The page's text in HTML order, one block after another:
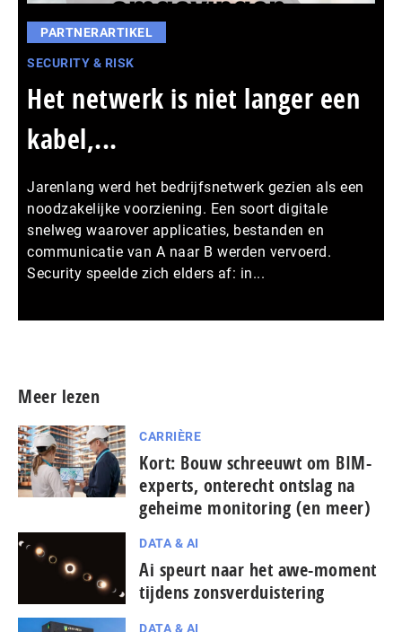
PARTNERARTIKEL
SECURITY & RISK
Het netwerk is niet langer een
kabel,...
Jarenlang werd het bedrijfsnetwerk gezien als een
noodzakelijke voorziening. Een soort digitale
snelweg waarover applicaties, bestanden en
communicatie van A naar B werden vervoerd.
Security speelde zich elders af: in...
Meer lezen
CARRIÈRE
Kort: Bouw schreeuwt om BIM-
experts, onterecht ontslag na
geheime monitoring (en meer)
DATA & AI
Ai speurt naar het awe-moment
tijdens zonsverduistering
DATA & AI